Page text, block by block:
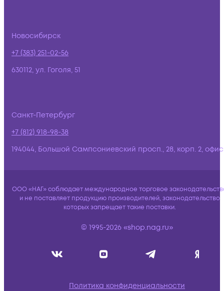
Новосибирск
+7 (383) 251-02-56
630112, ул. Гоголя, 51
Санкт-Петербург
+7 (812) 918-98-38
194044, Большой Сампсониевский просп., 28, корп. 2,
ООО «НАГ» соблюдает международное торговое
и не поставляет продукцию производителей, законодательство
которых запрещает такие поставки.
© 1995-2026 «shop.nag.ru»
Политика конфиденциальности